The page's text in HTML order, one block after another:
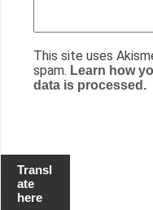
This site uses
spam. Learn how
data is processed.
Transl
ate
here